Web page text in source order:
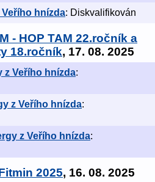
hnízda: Diskvalifikován
- HOP TAM 22.ročník a
18.ročník, 17. 08. 2025
z Veřího hnízda:
z Veřího hnízda:
z Veřího hnízda:
2025, 16. 08. 2025